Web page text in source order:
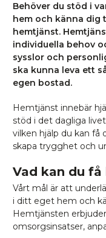
Behöver du stöd i
hem och känna dig
hemtjänst.
individuella behov
sysslor och
ska kunna leva ett
egen bostad.
Hemtjänst innebär
stöd i det dagliga
vilken hjälp du kan få
skapa trygghet och
Vad kan du få
Vårt mål är att
i ditt eget hem och
Hemtjänsten
omsorgsinsatser,